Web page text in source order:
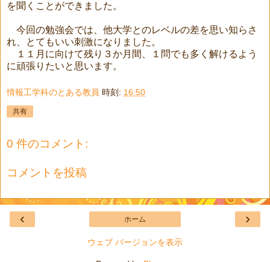
を聞くことができました。
今回の勉強会では、他大学とのレベルの差を思い知らさ
れ、とてもいい刺激になりました。
１１月に向けて残り３か月間、１問でも多く解けるよう
に頑張りたいと思います。
情報工学科のとある教員 時刻: 16:50
共有
0 件のコメント:
コメントを投稿
‹ ›
ホーム
ウェブ バージョンを表示